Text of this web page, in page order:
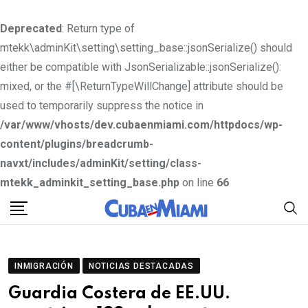
Deprecated: Return type of
mtekk\adminKit\setting\setting_base::jsonSerialize() should
either be compatible with JsonSerializable::jsonSerialize():
mixed, or the #[\ReturnTypeWillChange] attribute should be
used to temporarily suppress the notice in
/var/www/vhosts/dev.cubaenmiami.com/httpdocs/wp-
content/plugins/breadcrumb-
navxt/includes/adminKit/setting/class-
mtekk_adminkit_setting_base.php on line 66
INMIGRACIÓN NOTICIAS DESTACADAS
Guardia Costera de EE.UU.